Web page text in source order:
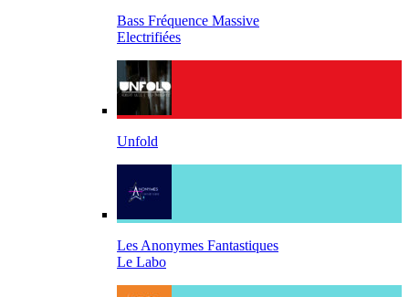
Bass Fréquence Massive
Electrifiées
Unfold
Les Anonymes Fantastiques
Le Labo